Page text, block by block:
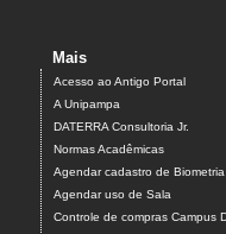
Mais
Acesso ao Antigo Portal
A Unipampa
DATERRA Consultoria Jr.
Normas Acadêmicas
Agendar cadastro de Biometria
Agendar uso de Sala
Controle de compras Campus